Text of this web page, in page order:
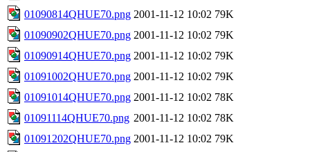
01090814QHUE70.png 2001-11-12 10:02 79K
01090902QHUE70.png 2001-11-12 10:02 79K
01090914QHUE70.png 2001-11-12 10:02 79K
01091002QHUE70.png 2001-11-12 10:02 79K
01091014QHUE70.png 2001-11-12 10:02 78K
01091114QHUE70.png 2001-11-12 10:02 78K
01091202QHUE70.png 2001-11-12 10:02 79K